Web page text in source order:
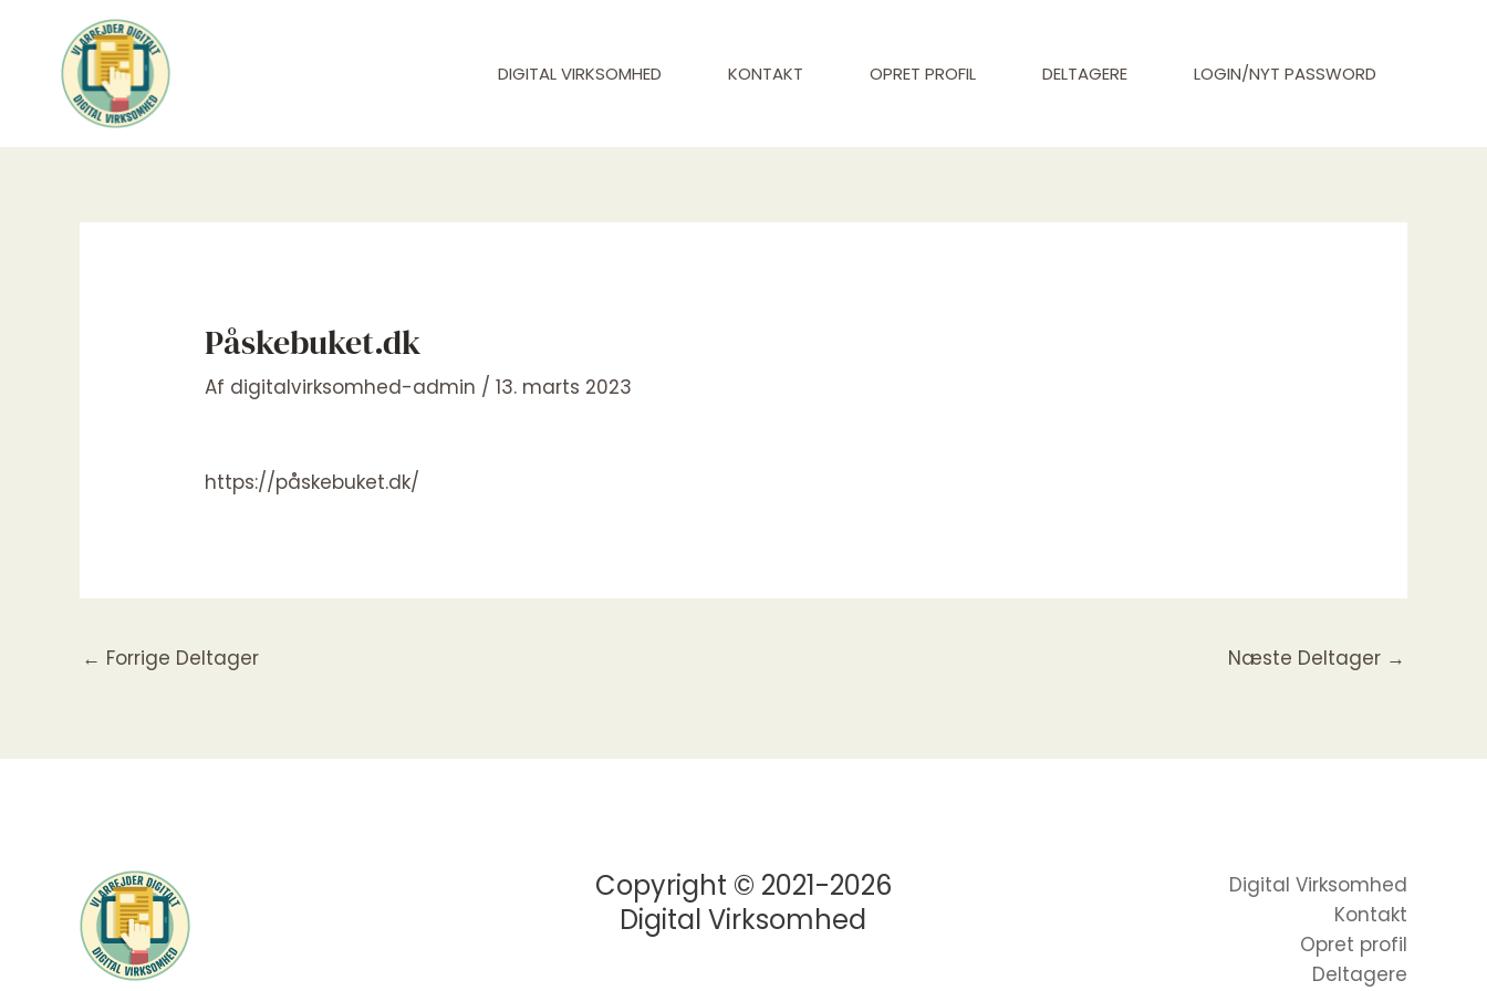
indholdet
DIGITAL VIRKSOMHED KONTAKT OPRET PROFIL DELTAGERE LOGIN/NYT PASSWORD
Påskebuket.dk
Af digitalvirksomhed-admin /13. marts 2023
https://påskebuket.dk/
← Forrige Deltager Næste Deltager →
Copyright © 2021-2026
Digital Virksomhed
Digital Virksomhed
Kontakt
Opret profil
Deltagere